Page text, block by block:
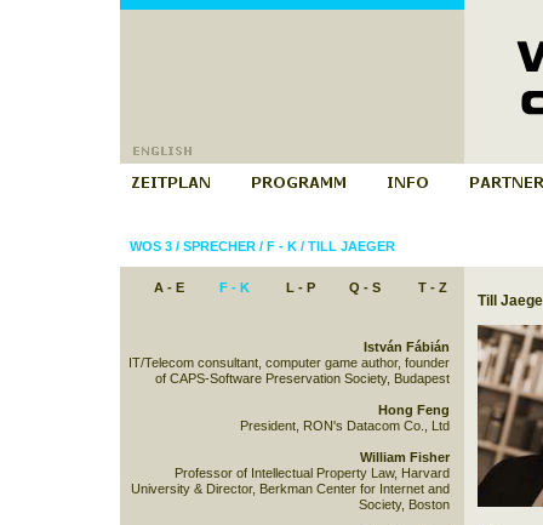
WOS 3/ SPRECHER/ F - K/ TILL JAEGER
A - E F - K L - P Q - S T - Z
Till
István Fábián
IT/Telecom consultant, computer game author, founder
of CAPS-Software Preservation Society, Budapest
Hong Feng
President, RON's Datacom Co., Ltd
William Fisher
Professor of Intellectual Property Law, Harvard
University & Director, Berkman Center for Internet and
Society, Boston